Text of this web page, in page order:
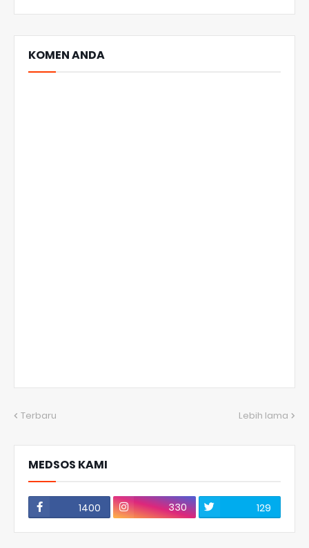
KOMEN ANDA
Terbaru Lebih lama
MEDSOS KAMI
1400 330 129